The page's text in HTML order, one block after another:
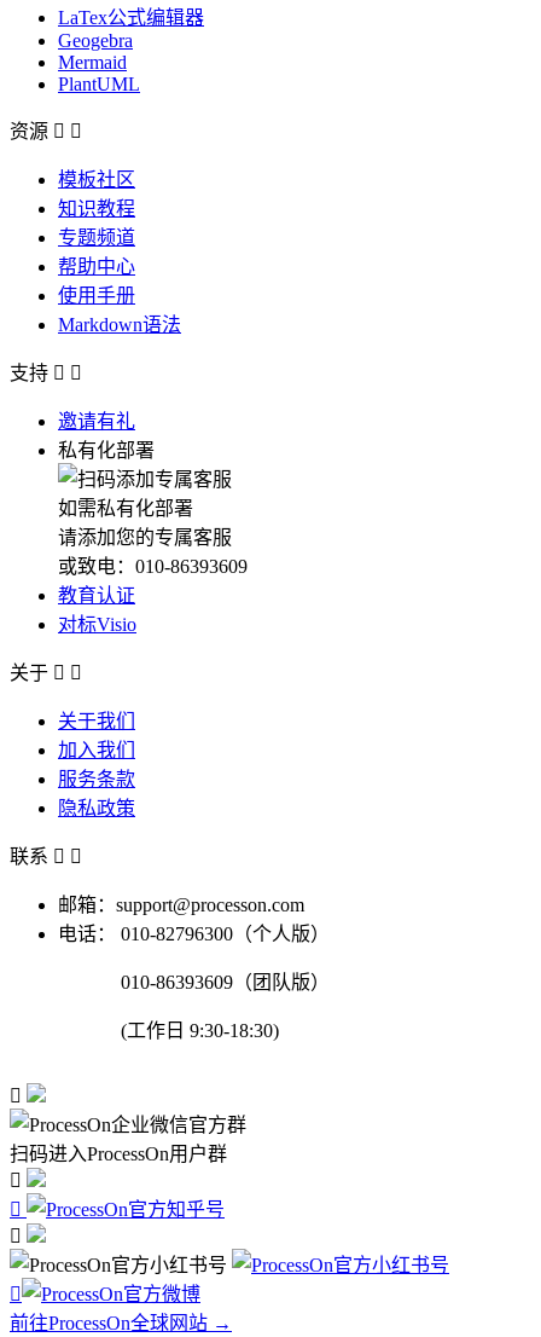
LaTex公式编辑器
Geogebra
Mermaid
PlantUML
资源  
模板社区
知识教程
专题频道
帮助中心
使用手册
Markdown语法
支持  
邀请有礼
私有化部署
如需私有化部署
请添加您的专属客服
或致电：010-86393609
教育认证
对标Visio
关于  
关于我们
加入我们
服务条款
隐私政策
联系  
邮箱：support@processon.com
电话：
010-82796300（个人版）
010-86393609（团队版）
(工作日 9:30-18:30)

扫码进入ProcessOn用户群




前往ProcessOn全球网站 →